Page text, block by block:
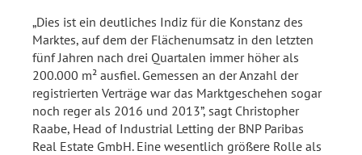
„Dies ist ein deutliches Indiz für die Konstanz des
Marktes, auf dem der Flächenumsatz in den letzten
fünf Jahren nach drei Quartalen immer höher als
200.000 m² ausfiel. Gemessen an der Anzahl der
registrierten Verträge war das Marktgeschehen sogar
noch reger als 2016 und 2013”, sagt Christopher
Raabe, Head of Industrial Letting der BNP Paribas
Real Estate GmbH. Eine wesentlich größere Rolle als